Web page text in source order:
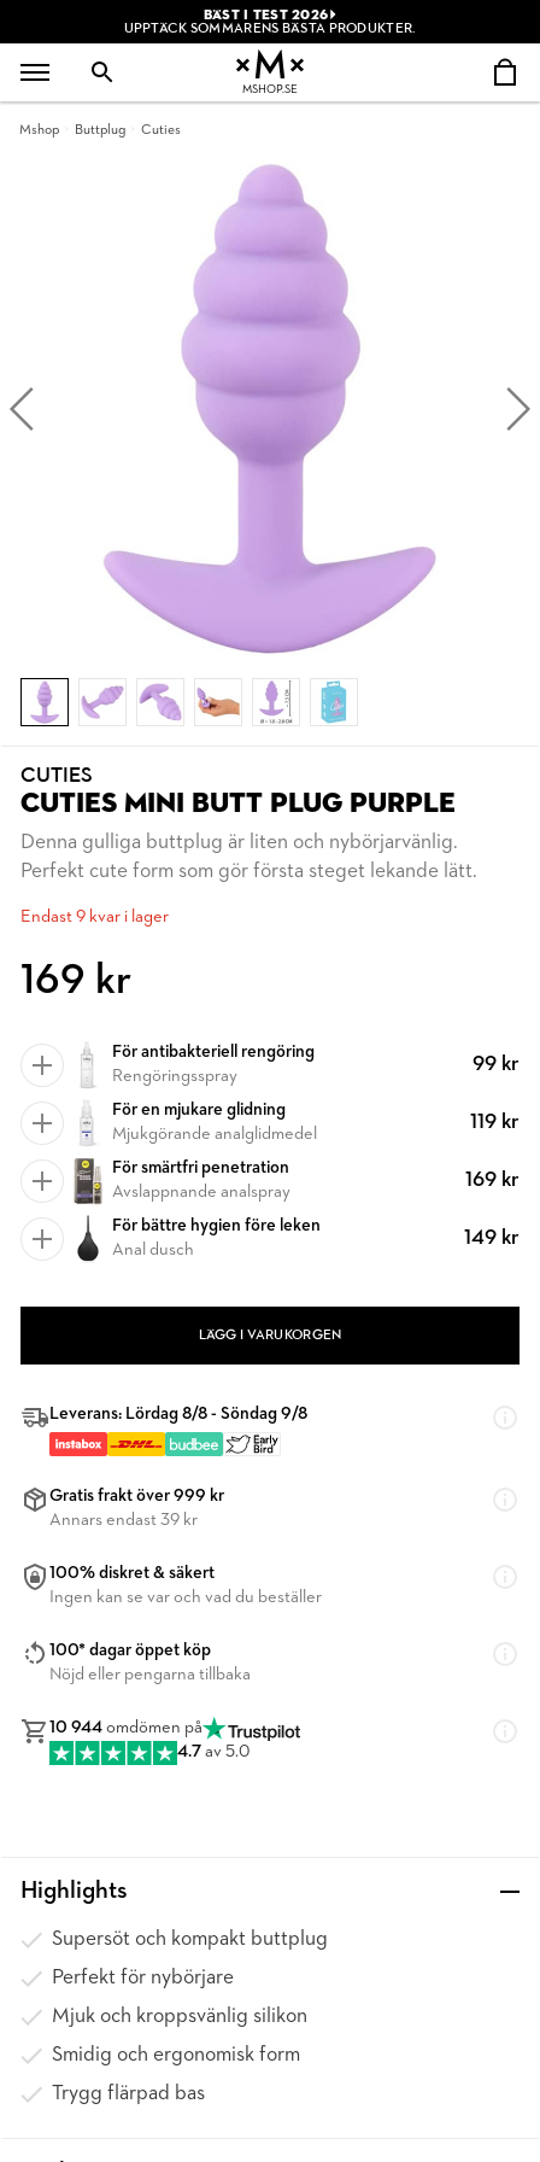
BÄST I TEST 2026
UPPTÄCK SOMMARENS BÄSTA PRODUKTER.
MSHOP.SE
Mshop Buttplug Cuties
CUTIES
CUTIES MINI BUTT PLUG PURPLE
Denna gulliga buttplug är liten och nybörjarvänlig.
Perfekt cute form som gör första steget lekande lätt.
Endast 9 kvar i lager
169 kr
För antibakteriell rengöring
Rengöringsspray
99 kr
För en mjukare glidning
Mjukgörande analglidmedel
119 kr
För smärtfri penetration
Avslappnande analspray
169 kr
För bättre hygien före leken
Anal dusch
149 kr
LÄGG I VARUKORGEN
Leverans: Lördag 8/8 - Söndag 9/8
Gratis frakt över 999 kr
Annars endast 39 kr
100% diskret & säkert
Ingen kan se var och vad du beställer
100* dagar öppet köp
Nöjd eller pengarna tillbaka
10 944 omdömen på
4.7 av 5.0
Highlights
Supersöt och kompakt buttplug
Perfekt för nybörjare
Mjuk och kroppsvänlig silikon
Smidig och ergonomisk form
Trygg flärpad bas